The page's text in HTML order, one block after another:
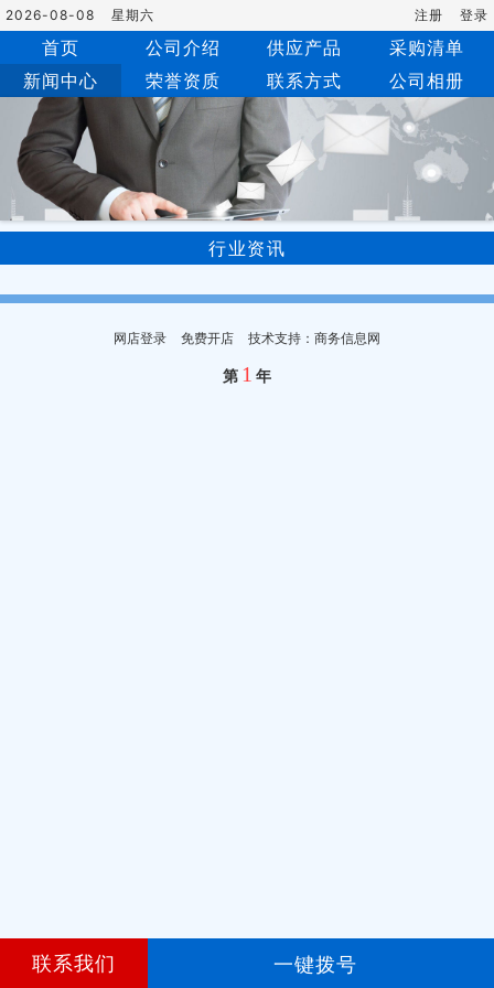
2026-08-08 星期六 注册 登录
首页 公司介绍 供应产品
采购清单
新闻中心
荣誉资质 联系方式 公司相册
行业资讯
网店登录 免费开店 技术支持：商务信息网
第 1 年
联系我们 一键拨号